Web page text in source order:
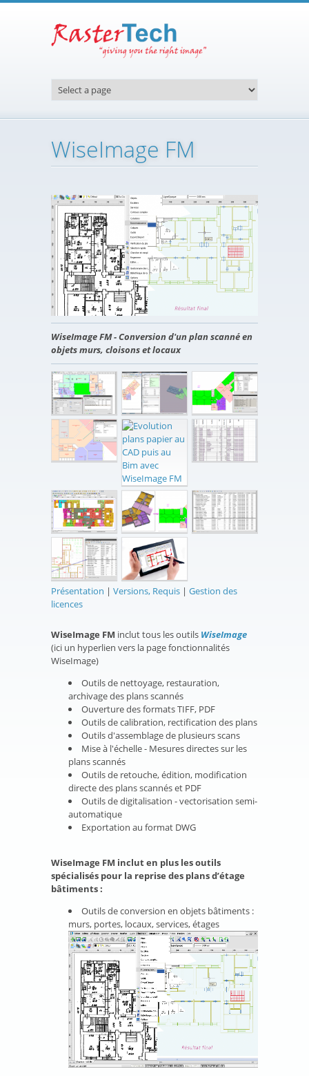
WiseImage FM
WiseImage FM - Conversion d'un plan scanné en
objets murs, cloisons et locaux
Présentation | Versions, Requis | Gestion des
licences
WiseImage FM inclut tous les outils WiseImage
(ici un hyperlien vers la page fonctionnalités
WiseImage)
Outils de nettoyage, restauration,
archivage des plans scannés
Ouverture des formats TIFF, PDF
Outils de calibration, rectification des plans
Outils d'assemblage de plusieurs scans
Mise à l'échelle - Mesures directes sur les
plans scannés
Outils de retouche, édition, modification
directe des plans scannés et PDF
Outils de digitalisation - vectorisation semi-
automatique
Exportation au format DWG
WiseImage FM inclut en plus les outils
spécialisés pour la reprise des plans d’étage
bâtiments :
Outils de conversion en objets bâtiments :
murs, portes, locaux, services, étages